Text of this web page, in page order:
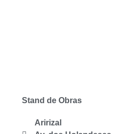
Stand de Obras
Aririzal